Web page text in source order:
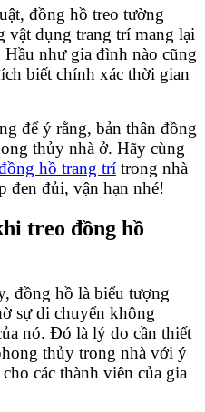
đồng hồ treo tường
vật dụng trang trí mang lại
như gia đình nào cũng
biết chính xác thời gian
để ý rằng, bản thân đồng
thủy nhà ở. Hãy cùng
hồ trang trí trong nhà
đen đủi, vận hạn nhé!
treo đồng hồ
đồng hồ là biểu tượng
sự di chuyển không
nó. Đó là lý do cần thiết
thủy trong nhà với ý
các thành viên của gia